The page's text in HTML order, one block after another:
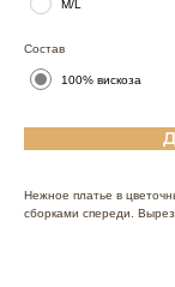
M/L
Состав
100% вискоза
Нежное платье в
сборками спереди.